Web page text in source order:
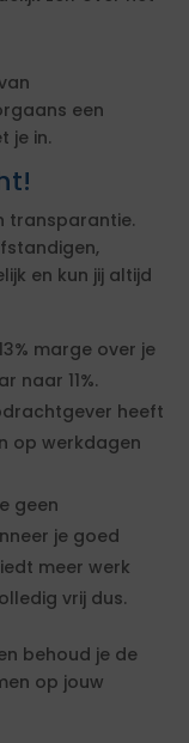
een
je in.
transparantie.
en kun jij altijd
marge over je
naar 11%.
heeft
op werkdagen
geen
je goed
meer werk
vrij dus.
behoud je de
op jouw